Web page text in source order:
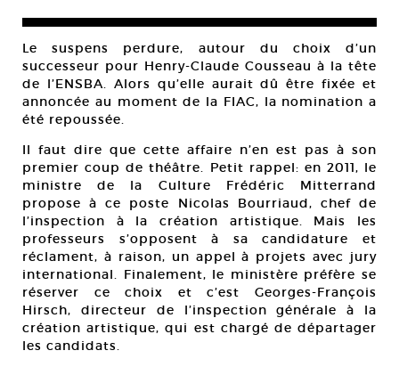
Le suspens perdure, autour du choix d’un
successeur pour Henry-Claude Cousseau à la tête
de l’ENSBA. Alors qu’elle aurait dû être fixée et
annoncée au moment de la FIAC, la nomination a
été repoussée.
Il faut dire que cette affaire n’en est pas à son
premier coup de théâtre. Petit rappel: en 2011, le
ministre de la Culture Frédéric Mitterrand
propose à ce poste Nicolas Bourriaud, chef de
l’inspection à la création artistique. Mais les
professeurs s’opposent à sa candidature et
réclament, à raison, un appel à projets avec jury
international. Finalement, le ministère préfère se
réserver ce choix et c’est Georges-François
Hirsch, directeur de l’inspection générale à la
création artistique, qui est chargé de départager
les candidats.